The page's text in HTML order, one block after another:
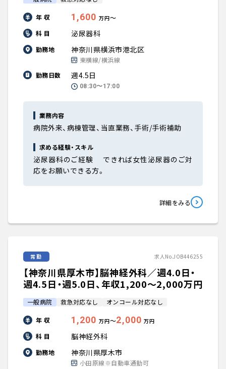
年 収 1,600 万円〜
科 目
泌尿器科
勤務地 神奈川県横浜市港北区
東横線/横浜線
勤務日数
週4.5日
08:30〜17:00
業務内容
病院外来、病棟管理、当直業務、手術/手術補助
求める経験・スキル
泌尿器科のご経験 できれば女性泌尿器のご対
応をお願いできる方。
詳細をみる
常勤 求人No.JOB446255
【神奈川県厚木市】脳神経外科／週4.0日・
週4.5日・週5.0日、年収1,200〜2,000万円
一般病院 救急対応なし オンコール対応なし
年 収 1,200 万円〜2,000 万円
科 目 脳神経外科
勤務地 神奈川県厚木市
小田原線※自動車通勤可